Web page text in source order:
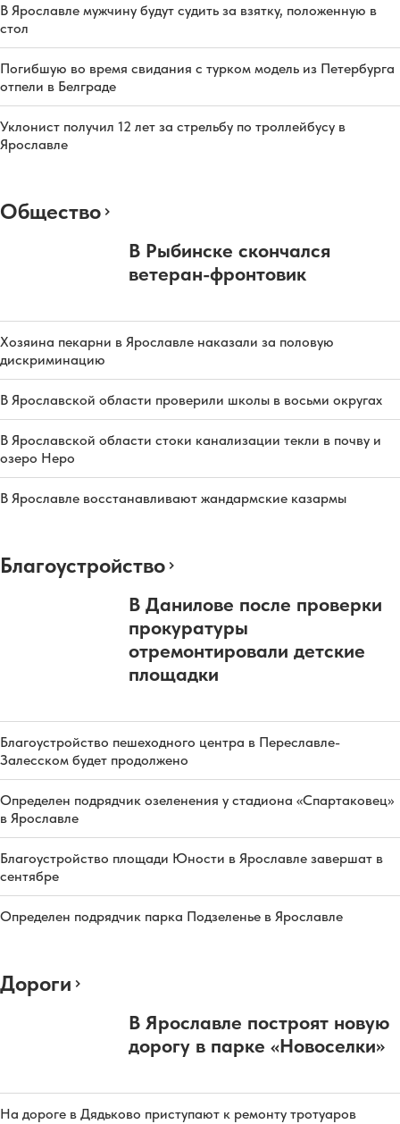
В Ярославле мужчину будут судить за взятку, положенную в
стол
Погибшую во время свидания с турком модель из Петербурга
отпели в Белграде
Уклонист получил 12 лет за стрельбу по троллейбусу в
Ярославле
Общество
В Рыбинске скончался
ветеран-фронтовик
Хозяина пекарни в Ярославле наказали за половую
дискриминацию
В Ярославской области проверили школы в восьми округах
В Ярославской области стоки канализации текли в почву и
озеро Неро
В Ярославле восстанавливают жандармские казармы
Благоустройство
В Данилове после проверки
прокуратуры
отремонтировали детские
площадки
Благоустройство пешеходного центра в Переславле-
Залесском будет продолжено
Определен подрядчик озеленения у стадиона «Спартаковец»
в Ярославле
Благоустройство площади Юности в Ярославле завершат в
сентябре
Определен подрядчик парка Подзеленье в Ярославле
Дороги
В Ярославле построят новую
дорогу в парке «Новоселки»
На дороге в Дядьково приступают к ремонту тротуаров